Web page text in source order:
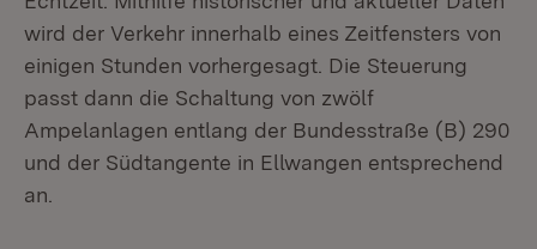
wird der Verkehr innerhalb eines Zeitfensters von
einigen Stunden vorhergesagt. Die Steuerung
passt dann die Schaltung von zwölf
Ampelanlagen entlang der Bundesstraße (B) 290
und der Südtangente in Ellwangen entsprechend
an.